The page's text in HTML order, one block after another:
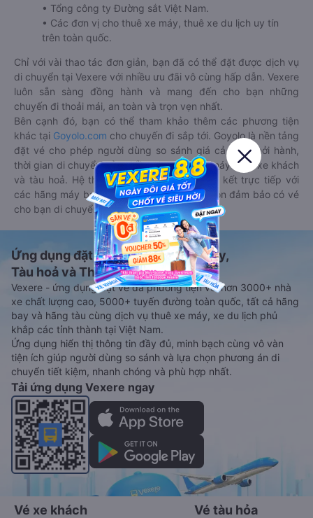
• Tổng công ty Đường sắt Việt Nam.
• Các đơn vị cho thuê xe máy, thuê xe du lịch uy tín
trên toàn quốc.
Chỉ với vài thao tác đơn giản, bạn đã có thể đặt được dịch vụ
di chuyển tại Vexere với nhiều ưu đãi vô cùng hấp dẫn. Vexere
luôn sẵn sàng đồng hành và mang đến cho bạn những
chuyến đi thoải mái, an toàn và trọn vẹn nhất.
Bên cạnh đó, bạn có thể tham khảo thêm các phương tiện
khác tại Goyolo.com cho chuyến đi sắp tới. Goyolo là nền tảng
đặt vé cho phép người dùng so sánh giá cả, giờ khởi hành,
thời gian di chuyển của nhiều phương tiện máy bay, xe khách
và tàu hoả. Hệ thống của Goyolo được liên kết trực tiếp với
các hãng máy bay, xe khách và tàu hoả, luôn đảm bảo có vé
cho bạn di chuyển.
Ứng dụng đặt vé Xe khách, Máy bay,
Tàu hoả và Thuê xe
Vexere - ứng dụng đặt vé đa phương tiện với hơn 3000+ nhà
xe chất lượng cao, 5000+ tuyến đường toàn quốc, tất cả hãng
bay và hãng tàu cùng dịch vụ thuê xe máy, xe du lịch phủ
khắp các tỉnh thành tại Việt Nam.
Ứng dụng hiển thị thông tin đầy đủ, minh bạch cùng vô vàn
tiện ích giúp người dùng so sánh và lựa chọn phương án di
chuyển tiết kiệm, nhanh chóng và phù hợp nhất.
Tải ứng dụng Vexere ngay
Vé xe khách Vé tàu hỏa